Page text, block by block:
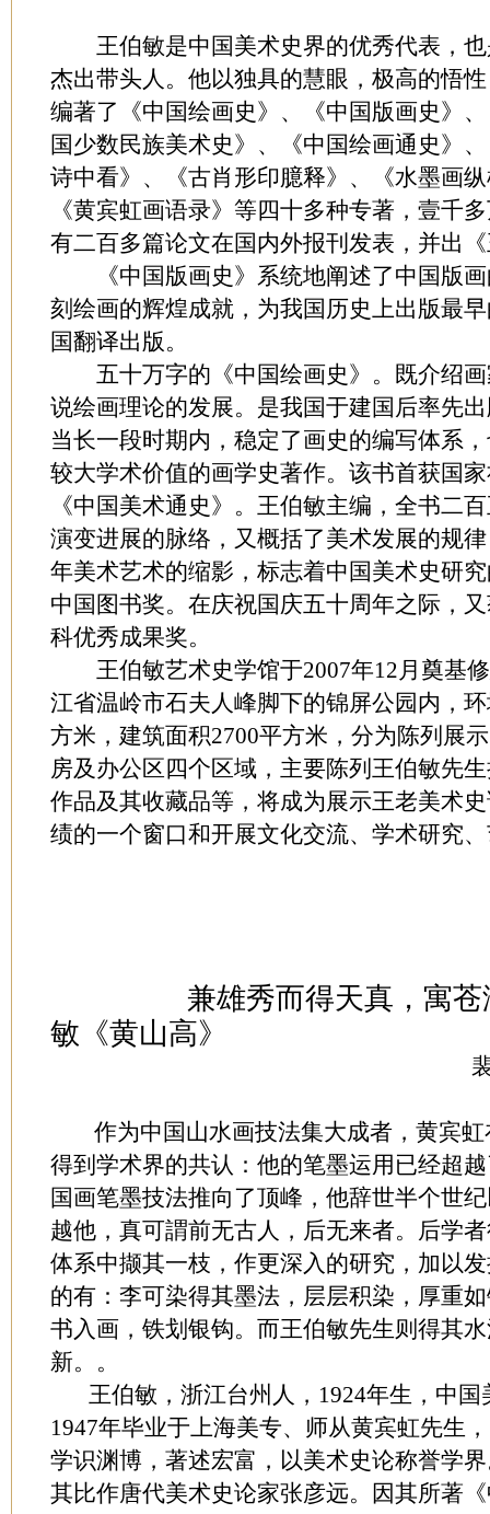
王伯敏是中国美术史界的优秀代表，也
杰出带头人。他以独具的慧眼，极高的悟
编著了《中国绘画史》、《中国版画史》
国少数民族美术史》、《中国绘画通史》
诗中看》、《古肖形印臆释》、《水墨画
《黄宾虹画语录》等四十多种专著，壹千
有二百多篇论文在国内外报刊发表，并出
《中国版画史》系统地阐述了中国版画
刻绘画的辉煌成就，为我国历史上出版最
国翻译出版。
五十万字的《中国绘画史》。既介绍画
说绘画理论的发展。是我国于建国后率先
当长一段时期内，稳定了画史的编写体系
较大学术价值的画学史著作。该书首获国
《中国美术通史》。王伯敏主编，全书二
演变进展的脉络，又概括了美术发展的规
年美术艺术的缩影，标志着中国美术史研
中国图书奖。在庆祝国庆五十周年之际，
科优秀成果奖。
王伯敏艺术史学馆于2007年12月奠基修
江省温岭市石夫人峰脚下的锦屏公园内，
方米，建筑面积2700平方米，分为陈列展
房及办公区四个区域，主要陈列王伯敏先
作品及其收藏品等，将成为展示王老美术
绩的一个窗口和开展文化交流、学术研究
兼雄秀而得天真，寓
敏《黄山高》
裴建
作为中国山水画技法集大成者，黄宾虹
得到学术界的共认：他的笔墨运用已经超
国画笔墨技法推向了顶峰，他辞世半个世
越他，真可謂前无古人，后无来者。后学
体系中撷其一枝，作更深入的研究，加以
的有：李可染得其墨法，层层积染，厚重
书入画，铁划银钩。而王伯敏先生则得其
新。。
王伯敏，浙江台州人，1924年生，中国
1947年毕业于上海美专、师从黄宾虹先生
学识渊博，著述宏富，以美术史论称誉学
其比作唐代美术史论家张彦远。因其所著